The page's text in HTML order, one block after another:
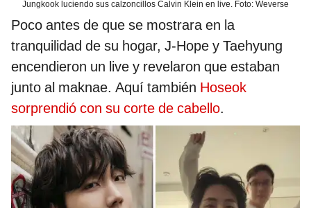
Jungkook luciendo sus calzoncillos Calvin Klein en live. Foto: Weverse
Poco antes de que se mostrara en la
tranquilidad de su hogar, J-Hope y Taehyung
encendieron un live y revelaron que estaban
junto al maknae. Aquí también Hoseok
sorprendió con su corte de cabello.